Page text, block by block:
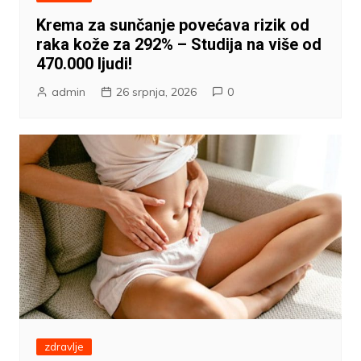
Krema za sunčanje povećava rizik od
raka kože za 292% – Studija na više od
470.000 ljudi!
admin 26 srpnja, 2026 0
zdravlje